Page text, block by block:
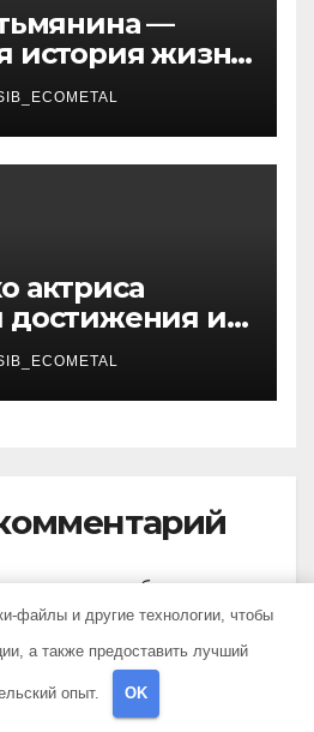
—
история жизни
фигуристки
актриса
достижения и
факты
вам необходимо
файлы и другие технологии, чтобы
а также предоставить лучший
опыт. OK